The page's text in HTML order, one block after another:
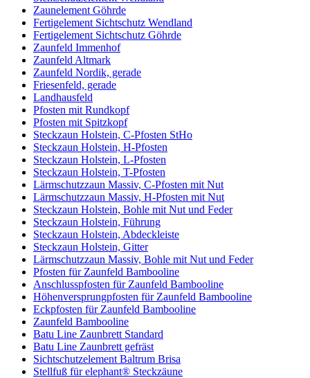
Zaunelement Göhrde
Fertigelement Sichtschutz Wendland
Fertigelement Sichtschutz Göhrde
Zaunfeld Immenhof
Zaunfeld Altmark
Zaunfeld Nordik, gerade
Friesenfeld, gerade
Landhausfeld
Pfosten mit Rundkopf
Pfosten mit Spitzkopf
Steckzaun Holstein, C-Pfosten StHo
Steckzaun Holstein, H-Pfosten
Steckzaun Holstein, L-Pfosten
Steckzaun Holstein, T-Pfosten
Lärmschutzzaun Massiv, C-Pfosten mit Nut
Lärmschutzzaun Massiv, H-Pfosten mit Nut
Steckzaun Holstein, Bohle mit Nut und Feder
Steckzaun Holstein, Führung
Steckzaun Holstein, Abdeckleiste
Steckzaun Holstein, Gitter
Lärmschutzzaun Massiv, Bohle mit Nut und Feder
Pfosten für Zaunfeld Bambooline
Anschlusspfosten für Zaunfeld Bambooline
Höhenversprungpfosten für Zaunfeld Bambooline
Eckpfosten für Zaunfeld Bambooline
Zaunfeld Bambooline
Batu Line Zaunbrett Standard
Batu Line Zaunbrett gefräst
Sichtschutzelement Baltrum Brisa
Stellfuß für elephant® Steckzäune